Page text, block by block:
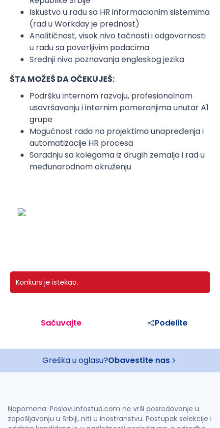
Iskustvo u radu sa HR informacionim sistemima
(rad u Workday je prednost)
Analitičnost, visok nivo tačnosti i odgovornosti
u radu sa poverljivim podacima
Srednji nivo poznavanja engleskog jezika
ŠTA MOŽEŠ DA OČEKUJEŠ:
Podršku internom razvoju, profesionalnom
usavršavanju i internim pomeranjima unutar A1
grupe
Mogućnost rada na projektima unapređenja i
automatizacije HR procesa
Saradnju sa kolegama iz drugih zemalja i rad u
međunarodnom okruženju
Konkurs je istekao.
Sačuvajte Podelite
Greška u oglasu?Obavestite nas
Napomena: Poslovi.infostud.com ne vrši posredovanje u
zapošljavanju u Srbiji, niti u inostranstvu. Postupak selekcije i